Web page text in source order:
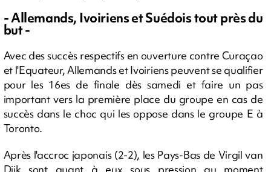
- Allemands, Ivoiriens et Suédois tout près du
but -
Avec des succès respectifs en ouverture contre Curaçao
et l'Equateur, Allemands et Ivoiriens peuvent se qualifier
pour les 16es de finale dès samedi et faire un pas
important vers la première place du groupe en cas de
succès dans le choc qui les oppose dans le groupe E à
Toronto.
Après l'accroc japonais (2-2), les Pays-Bas de Virgil van